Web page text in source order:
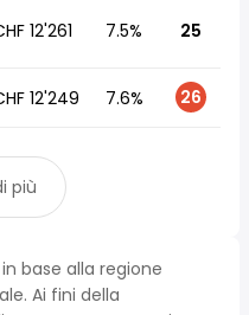
12'261 7.5% 25
12'249 7.6% 26
più
base alla regione
Ai fini della